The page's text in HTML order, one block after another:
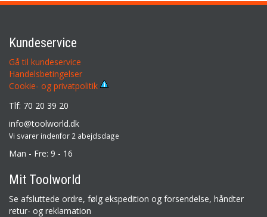
Kundeservice
Gå til kundeservice
Handelsbetingelser
Cookie- og privatpolitik
Tlf: 70 20 39 20
info@toolworld.dk
Vi svarer indenfor 2 abejdsdage
Man - Fre: 9 - 16
Mit Toolworld
Se afsluttede ordre, følg ekspedition og forsendelse, håndter
retur- og reklamation